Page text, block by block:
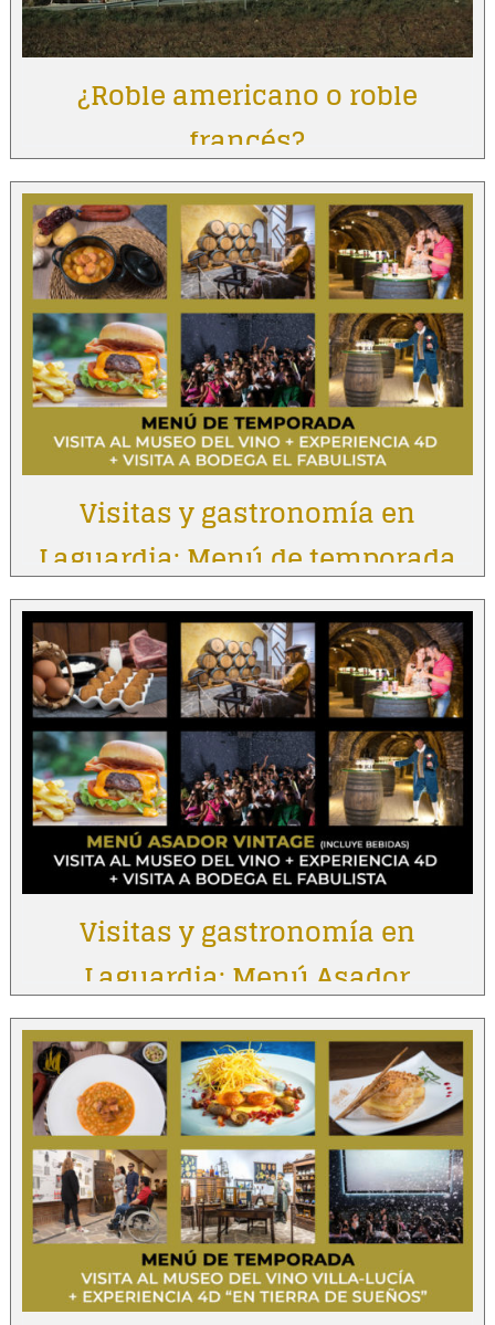
¿Roble americano o roble
francés?
Visitas y gastronomía en
Laguardia: Menú de temporada
Visitas y gastronomía en
Laguardia: Menú Asador
Vintage